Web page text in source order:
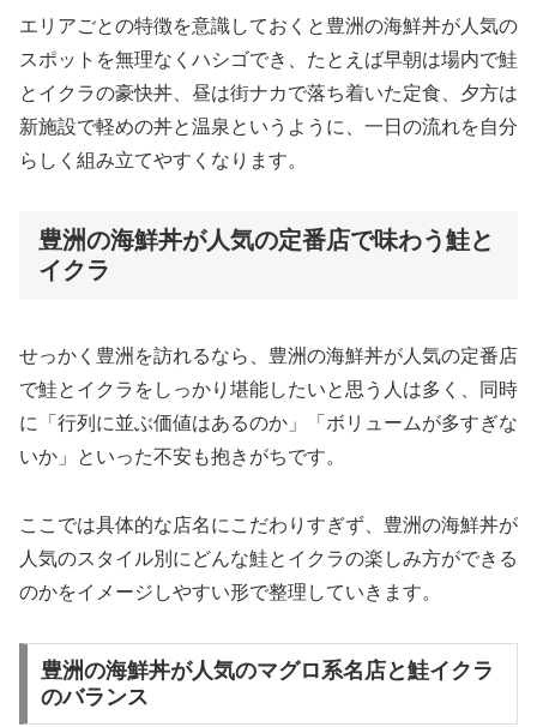
エリアごとの特徴を意識しておくと豊洲の海鮮丼が人気の
スポットを無理なくハシゴでき、たとえば早朝は場内で鮭
とイクラの豪快丼、昼は街ナカで落ち着いた定食、夕方は
新施設で軽めの丼と温泉というように、一日の流れを自分
らしく組み立てやすくなります。
豊洲の海鮮丼が人気の定番店で味わう鮭と
イクラ
せっかく豊洲を訪れるなら、豊洲の海鮮丼が人気の定番店
で鮭とイクラをしっかり堪能したいと思う人は多く、同時
に「行列に並ぶ価値はあるのか」「ボリュームが多すぎな
いか」といった不安も抱きがちです。
ここでは具体的な店名にこだわりすぎず、豊洲の海鮮丼が
人気のスタイル別にどんな鮭とイクラの楽しみ方ができる
のかをイメージしやすい形で整理していきます。
豊洲の海鮮丼が人気のマグロ系名店と鮭イクラ
のバランス